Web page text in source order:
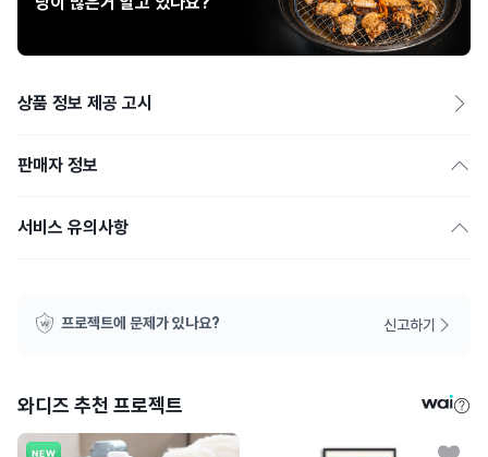
상품 정보 제공 고시
판매자 정보
서비스 유의사항
프로젝트에 문제가 있나요? 신고하기
와디즈 추천 프로젝트